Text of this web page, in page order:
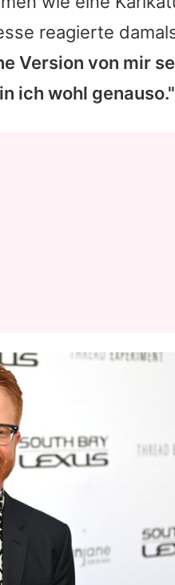
reagierte
Version von mir
ich wohl genauso."